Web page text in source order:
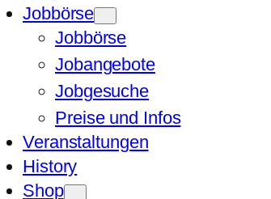
Jobbörse
Jobbörse
Jobangebote
Jobgesuche
Preise und Infos
Veranstaltungen
History
Shop